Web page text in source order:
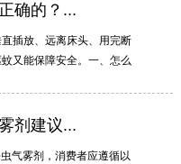
确的？...
插放、远离床头、用完断
又能保障安全。‌‌‌一、怎么
剂建议...
气雾剂，消费者应遵循以